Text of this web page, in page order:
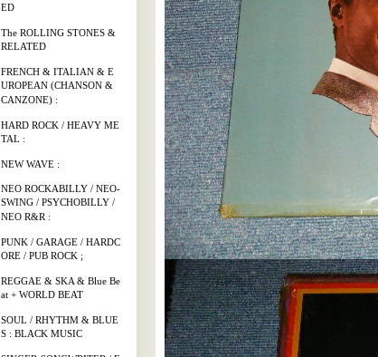
ED
The ROLLING STONES &
RELATED
FRENCH & ITALIAN & E
UROPEAN (CHANSON &
CANZONE) :
HARD ROCK / HEAVY ME
TAL :
NEW WAVE :
NEO ROCKABILLY / NEO-
SWING / PSYCHOBILLY /
NEO R&R :
PUNK / GARAGE / HARDC
ORE / PUB ROCK ;
REGGAE & SKA & Blue Be
at + WORLD BEAT
SOUL / RHYTHM & BLUE
S : BLACK MUSIC